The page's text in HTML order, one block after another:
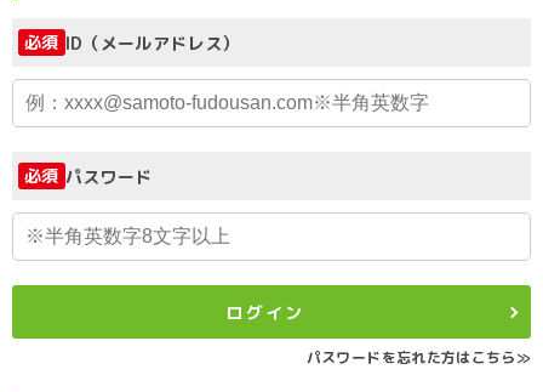
必須 ID（メールアドレス）
必須 パスワード
ログイン
パスワードを忘れた方はこちら≫